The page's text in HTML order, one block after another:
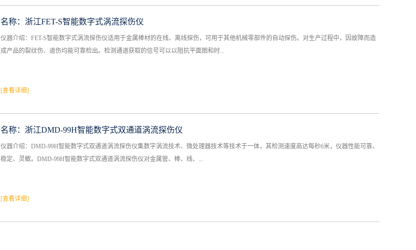
名称： 浙江FET-S智能数字式涡流探伤仪
仪器介绍：FET-S智能数字式涡流探伤仪适用于金属棒材的在线、离线探伤，可用于其他机械零部件的自动探伤。对生产过程中，因故障而造
成产品的裂纹伤、道伤均能可靠检出。检测通道获取的信号可以以阻抗平面图和时...
[查看详细]
名称： 浙江DMD-99H智能数字式双通道涡流探伤仪
仪器介绍：DMD-99H智能数字式双通道涡流探伤仪集数字涡流技术、微处理器技术等技术于一体，其检测速度高达每秒6米，仪器性能可靠、
稳定、灵敏。DMD-99H智能数字式双通道涡流探伤仪对金属管、棒、线、...
[查看详细]